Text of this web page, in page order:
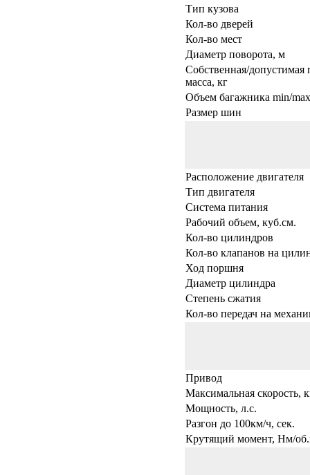
Тип кузова
Кол-во дверей
Кол-во мест
Диаметр поворота, м
Собственная/допустимая
масса, кг
Объем багажника min/
Размер шин
Расположение двигателя
Тип двигателя
Система питания
Рабочий объем, куб.см.
Кол-во цилиндров
Кол-во клапанов на
Ход поршня
Диаметр цилиндра
Степень сжатия
Кол-во передач на
Привод
Максимальная скорость,
Мощность, л.с.
Разгон до 100км/ч, сек.
Крутящий момент, Нм/